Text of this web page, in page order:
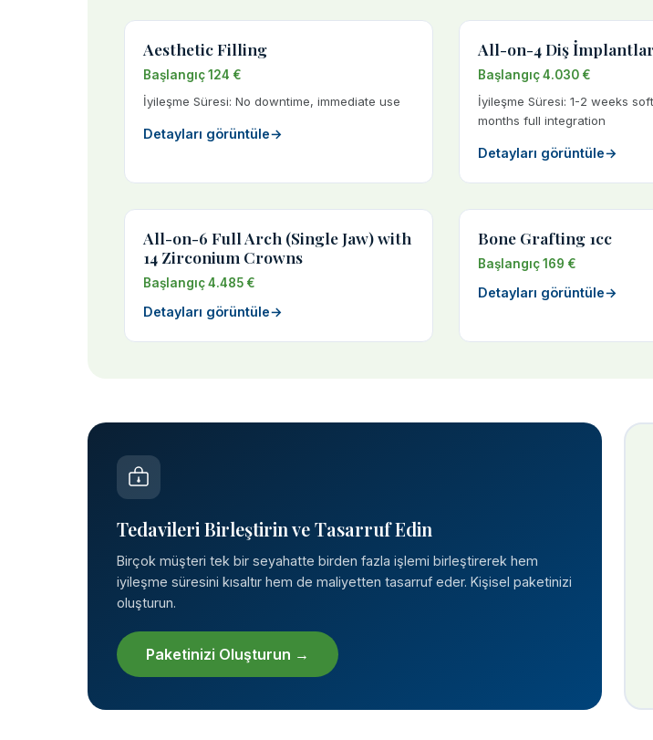
Aesthetic Filling
Başlangıç 124 €
İyileşme Süresi: No downtime, immediate use
Detayları görüntüle→
All-on-4 Diş
Başlangıç 4.030 €
İyileşme Süresi: 1-2 weeks
months full integration
Detayları görüntüle→
All-on-6 Full Arch (Single Jaw) with
14 Zirconium Crowns
Başlangıç 4.485 €
Detayları görüntüle→
Bone Grafting 1cc
Başlangıç 169 €
Detayları görüntüle→
Tedavileri Birleştirin ve Tasarruf Edin
Birçok müşteri tek bir seyahatte birden fazla işlemi birleştirerek hem
iyileşme süresini kısaltır hem de maliyetten tasarruf eder. Kişisel paketinizi
oluşturun.
Paketinizi Oluşturun →